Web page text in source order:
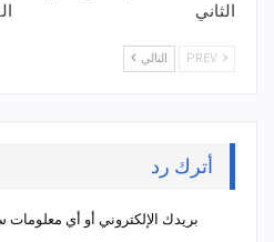
الثاني
التالي
أترك رد
بريدك الإلكتروني أو أي